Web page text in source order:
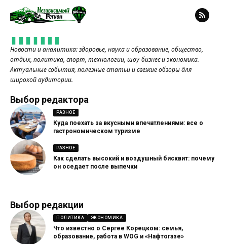
Новости и аналитика: здоровье, наука и образование, общество,
отдых, политика, спорт, технологии, шоу-бизнес и экономика.
Актуальные события, полезные статьи и свежие обзоры для
широкой аудитории.
Выбор редактора
РАЗНОЕ
Куда поехать за вкусными впечатлениями: все о
гастрономическом туризме
РАЗНОЕ
Как сделать высокий и воздушный бисквит: почему
он оседает после выпечки
Выбор редакции
ПОЛИТИКА ЭКОНОМИКА
Что известно о Сергее Корецком: семья,
образование, работа в WOG и «Нафтогазе»